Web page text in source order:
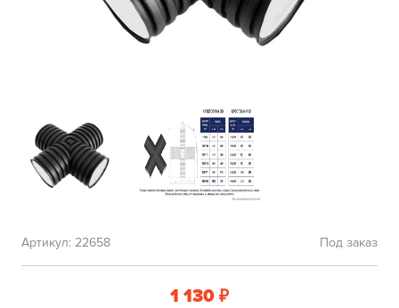
Под заказ
Артикул: 22658
1 130 ₽